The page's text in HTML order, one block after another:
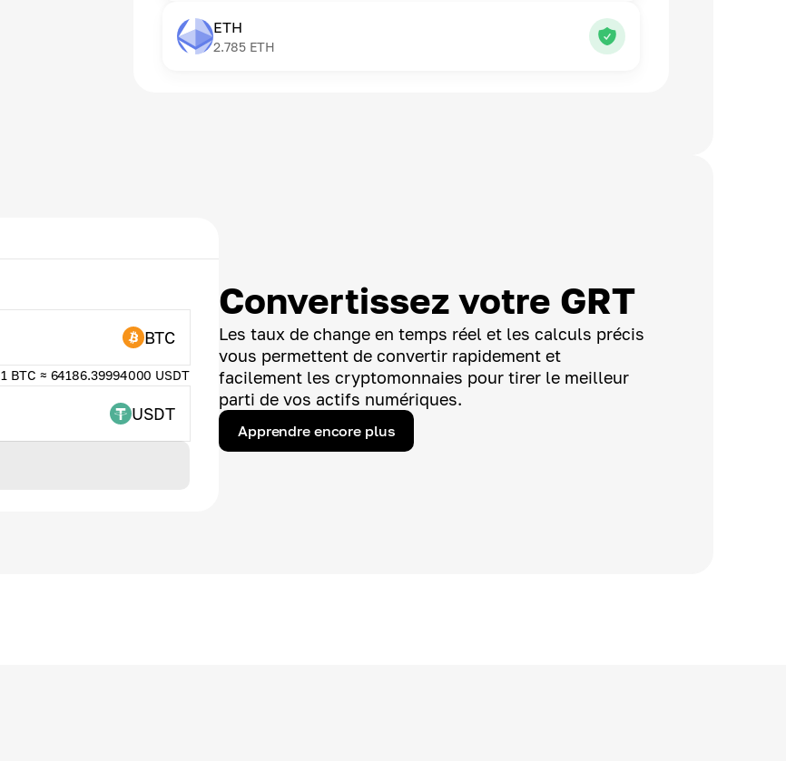
ETH
2.785 ETH
Convertissez votre GRT
Les taux de change en temps réel et les calculs précis
vous permettent de convertir rapidement et
facilement les cryptomonnaies pour tirer le meilleur
parti de vos actifs numériques.
Apprendre encore plus
BTC
1 BTC ≈ 64186.39994000 USDT
USDT